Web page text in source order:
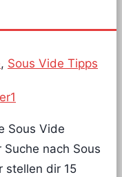
, Sous Vide Tipps
Sous Vide
nach Sous
stellen dir 15